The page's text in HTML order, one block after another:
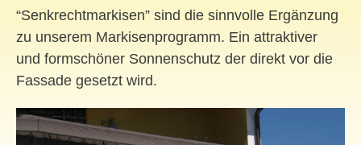
“Senkrechtmarkisen” sind die sinnvolle Ergänzung
zu unserem Markisenprogramm. Ein attraktiver
und formschöner Sonnenschutz der direkt vor die
Fassade gesetzt wird.